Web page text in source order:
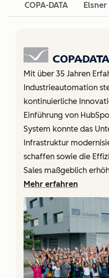
COPA-DATA
Mit über 35 Jahren
Industrieautomation
kontinuierliche
Einführung von
System konnte das
Infrastruktur
schaffen sowie die
Sales maßgeblich
Mehr erfahren